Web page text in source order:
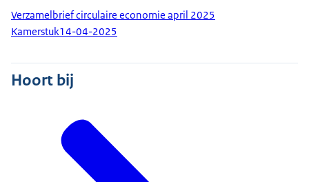
Verzamelbrief circulaire economie april 2025
Kamerstuk14-04-2025
Hoort bij